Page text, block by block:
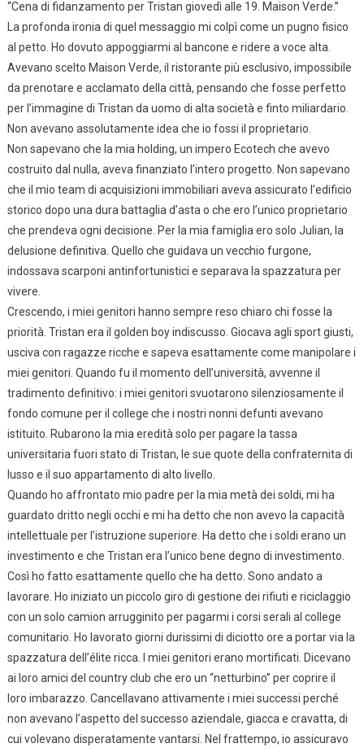
“Cena di fidanzamento per Tristan giovedì alle 19. Maison Verde.”
La profonda ironia di quel messaggio mi colpì come un pugno fisico
al petto. Ho dovuto appoggiarmi al bancone e ridere a voce alta.
Avevano scelto Maison Verde, il ristorante più esclusivo, impossibile
da prenotare e acclamato della città, pensando che fosse perfetto
per l’immagine di Tristan da uomo di alta società e finto miliardario.
Non avevano assolutamente idea che io fossi il proprietario.
Non sapevano che la mia holding, un impero Ecotech che avevo
costruito dal nulla, aveva finanziato l’intero progetto. Non sapevano
che il mio team di acquisizioni immobiliari aveva assicurato l’edificio
storico dopo una dura battaglia d’asta o che ero l’unico proprietario
che prendeva ogni decisione. Per la mia famiglia ero solo Julian, la
delusione definitiva. Quello che guidava un vecchio furgone,
indossava scarponi antinfortunistici e separava la spazzatura per
vivere.
Crescendo, i miei genitori hanno sempre reso chiaro chi fosse la
priorità. Tristan era il golden boy indiscusso. Giocava agli sport giusti,
usciva con ragazze ricche e sapeva esattamente come manipolare i
miei genitori. Quando fu il momento dell’università, avvenne il
tradimento definitivo: i miei genitori svuotarono silenziosamente il
fondo comune per il college che i nostri nonni defunti avevano
istituito. Rubarono la mia eredità solo per pagare la tassa
universitaria fuori stato di Tristan, le sue quote della confraternita di
lusso e il suo appartamento di alto livello.
Quando ho affrontato mio padre per la mia metà dei soldi, mi ha
guardato dritto negli occhi e mi ha detto che non avevo la capacità
intellettuale per l’istruzione superiore. Ha detto che i soldi erano un
investimento e che Tristan era l’unico bene degno di investimento.
Così ho fatto esattamente quello che ha detto. Sono andato a
lavorare. Ho iniziato un piccolo giro di gestione dei rifiuti e riciclaggio
con un solo camion arrugginito per pagarmi i corsi serali al college
comunitario. Ho lavorato giorni durissimi di diciotto ore a portar via la
spazzatura dell’élite ricca. I miei genitori erano mortificati. Dicevano
ai loro amici del country club che ero un “netturbino” per coprire il
loro imbarazzo. Cancellavano attivamente i miei successi perché
non avevano l’aspetto del successo aziendale, giacca e cravatta, di
cui volevano disperatamente vantarsi. Nel frattempo, io assicuravo